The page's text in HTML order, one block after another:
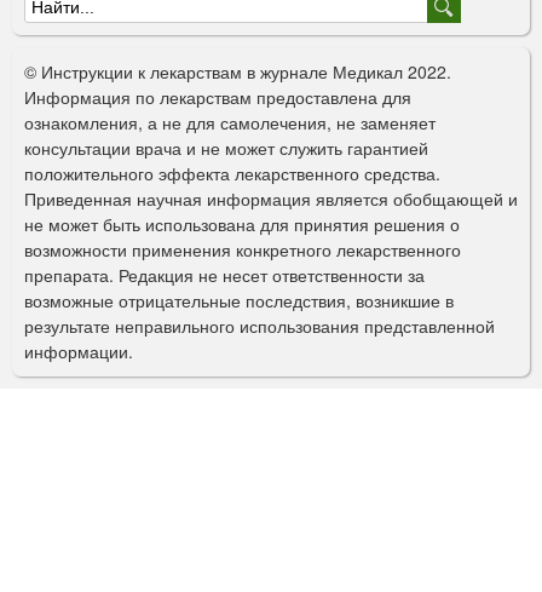
Ф
о
р
м
а
п
о
и
с
к
© Инструкции к лекарствам в журнале Медикал 2022.
Информация по лекарствам предоставлена для
ознакомления, а не для самолечения, не заменяет
консультации врача и не может служить гарантией
положительного эффекта лекарственного средства.
Приведенная научная информация является обобщающей и
не может быть использована для принятия решения о
возможности применения конкретного лекарственного
препарата. Редакция не несет ответственности за
возможные отрицательные последствия, возникшие в
результате неправильного использования представленной
информации.